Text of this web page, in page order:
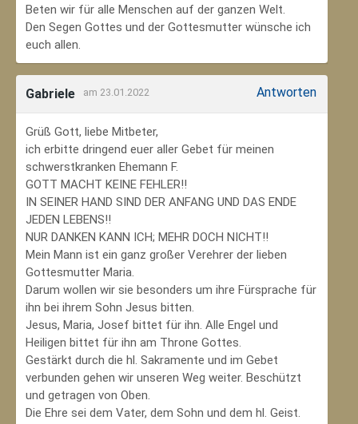
Beten wir für alle Menschen auf der ganzen Welt.
Den Segen Gottes und der Gottesmutter wünsche ich
euch allen.
Gabriele am 23.01.2022 Antworten
Grüß Gott, liebe Mitbeter,
ich erbitte dringend euer aller Gebet für meinen
schwerstkranken Ehemann F.
GOTT MACHT KEINE FEHLER!!
IN SEINER HAND SIND DER ANFANG UND DAS ENDE
JEDEN LEBENS!!
NUR DANKEN KANN ICH; MEHR DOCH NICHT!!
Mein Mann ist ein ganz großer Verehrer der lieben
Gottesmutter Maria.
Darum wollen wir sie besonders um ihre Fürsprache für
ihn bei ihrem Sohn Jesus bitten.
Jesus, Maria, Josef bittet für ihn. Alle Engel und
Heiligen bittet für ihn am Throne Gottes.
Gestärkt durch die hl. Sakramente und im Gebet
verbunden gehen wir unseren Weg weiter. Beschützt
und getragen von Oben.
Die Ehre sei dem Vater, dem Sohn und dem hl. Geist.